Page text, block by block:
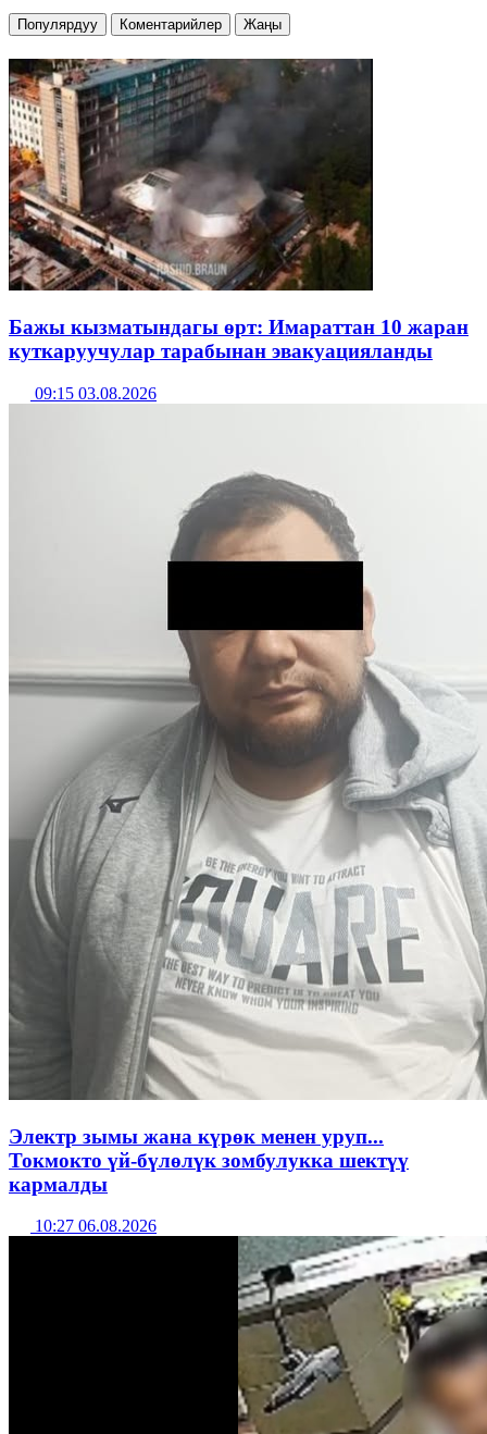
Популярдуу Коментарийлер Жаңы
Бажы кызматындагы өрт: Имараттан 10 жаран
куткаруучулар тарабынан эвакуацияланды
09:15 03.08.2026
Электр зымы жана күрөк менен уруп...
Токмокто үй-бүлөлүк зомбулукка шектүү
кармалды
10:27 06.08.2026